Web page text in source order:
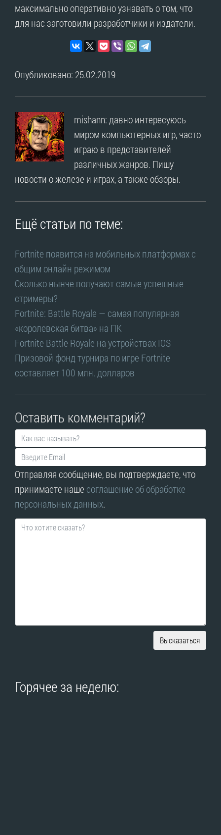
максимально оперативно узнавать о том, что
для нас заготовили разработчики и издатели.
Опубликовано: 25.02.2019
mishann: давно интересуюсь
миром компьютерных игр, часто
играю в представителей
различных жанров. Пишу
новости о железе и играх, а также обзоры.
Ещё статьи по теме:
Fortnite появится на мобильных платформах с
общим онлайн режимом
Сколько нынче получают самые успешные
стримеры?
Fortnite: Battle Royale — самая популярная
«королевская битва» на ПК
Fortnite Battle Royale на устройствах IOS
Призовой фонд турнира по игре Fortnite
составляет 100 млн. долларов
Оставить комментарий?
Отправляя сообщение, вы подтверждаете, что
принимаете наше соглашение об обработке
персональных данных.
Высказаться
Горячее за неделю: